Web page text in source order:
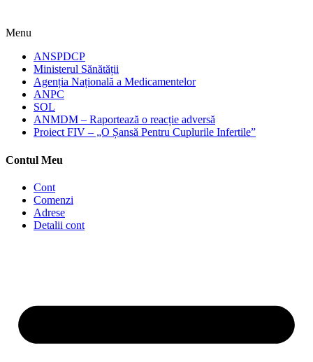
Menu
ANSPDCP
Ministerul Sănătății
Agenția Națională a Medicamentelor
ANPC
SOL
ANMDM – Raportează o reacție adversă
Proiect FIV – „O Șansă Pentru Cuplurile Infertile”
Contul Meu
Cont
Comenzi
Adrese
Detalii cont